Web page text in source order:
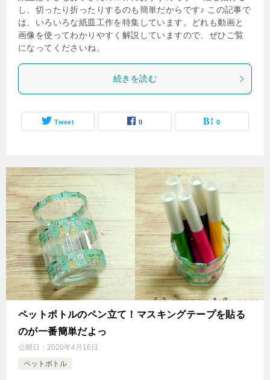
し、切ったり折ったりするのも簡単だからです♪ この記事で
は、いろいろな紙皿工作を特集しています。どれも動画と
画像を使ってわかりやすく解説していますので、ぜひご覧
になってくださいね。
続きを読む
Tweet 0 0
ペットボトルのペン立て！マスキングテープを貼る
のが一番簡単だよっ
公開日： 2020年4月16日
ペットボトル